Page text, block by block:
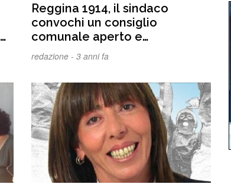
Reggina 1914, il sindaco
convochi un consiglio
comunale aperto e
straordinario, in piazza Italia
deve mobilitare a tutti i livelli
per difendere la serie B
redazione -3 anni fa